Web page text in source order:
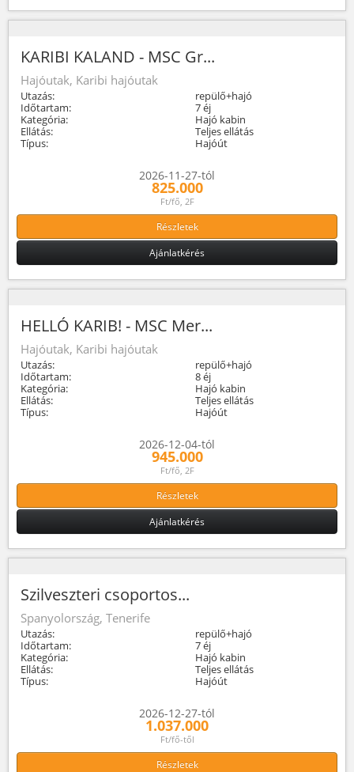
KARIBI KALAND - MSC Gr...
Hajóutak, Karibi hajóutak
Utazás:
repülő+hajó
Időtartam:
7 éj
Kategória:
Hajó kabin
Ellátás:
Teljes ellátás
Típus:
Hajóút
2026-11-27-tól
825.000
Ft/fő, 2F
Részletek
Ajánlatkérés
HELLÓ KARIB! - MSC Mer...
Hajóutak, Karibi hajóutak
Utazás:
repülő+hajó
Időtartam:
8 éj
Kategória:
Hajó kabin
Ellátás:
Teljes ellátás
Típus:
Hajóút
2026-12-04-tól
945.000
Ft/fő, 2F
Részletek
Ajánlatkérés
Szilveszteri csoportos...
Spanyolország, Tenerife
Utazás:
repülő+hajó
Időtartam:
7 éj
Kategória:
Hajó kabin
Ellátás:
Teljes ellátás
Típus:
Hajóút
2026-12-27-tól
1.037.000
Ft/fő-től
Részletek